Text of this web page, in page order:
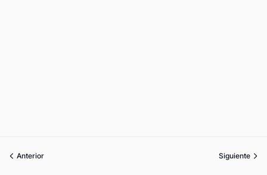
Anterior Siguiente